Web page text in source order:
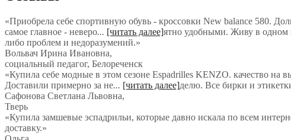
«Приобрела себе спортивную обувь - кроссовки New balance 580.
самое главное - неверо... [читать далее]ятно удобными. Живу в одном
либо проблем и недоразумений.»
Вольвач Ирина Ивановна,
социальный педагог, Белореченск
«Купила себе модные в этом сезоне Espadrilles KENZO. качество на
Доставили примерно за не... [читать далее]делю. Все бирки и
Сафонова Светлана Львовна,
Тверь
«Купила замшевые эспадрильи, которые давно искала по всем
доставку.»